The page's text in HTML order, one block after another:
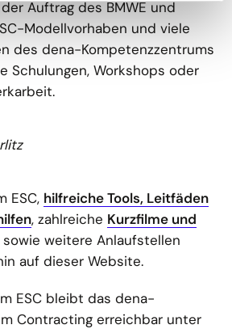
Auftrag des BMWE und
Modellvorhaben und viele
des dena-Kompetenzzentrums
Schulungen, Workshops oder
ESC, hilfreiche Tools, Leitfäden
, zahlreiche Kurzfilme und
sowie weitere Anlaufstellen
auf dieser Website.
ESC bleibt das dena-
Contracting erreichbar unter